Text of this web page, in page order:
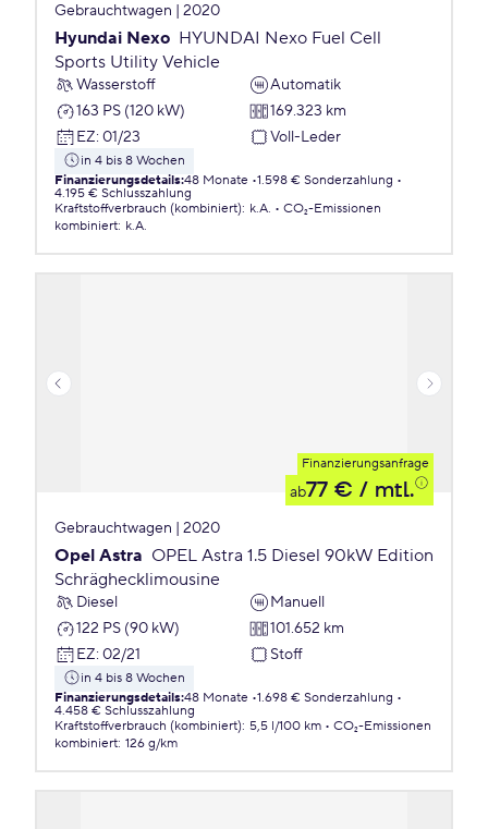
Gebrauchtwagen | 2020
Hyundai Nexo HYUNDAI Nexo Fuel Cell
Sports Utility Vehicle
Wasserstoff
Automatik
163 PS (120 kW)
169.323 km
EZ: 01/23 Voll-Leder
in 4 bis 8 Wochen
Finanzierungsdetails:48 Monate 1.598 € Sonderzahlung
4.195 € Schlusszahlung
Kraftstoffverbrauch (kombiniert): k.A.
CO₂-Emissionen
kombiniert: k.A.
Finanzierungsanfrage
ab77 € / mtl.
Gebrauchtwagen | 2020
Opel Astra OPEL Astra 1.5 Diesel 90kW Edition
Schräghecklimousine
Diesel
Manuell
122 PS (90 kW)
101.652 km
EZ: 02/21 Stoff
in 4 bis 8 Wochen
Finanzierungsdetails:48 Monate 1.698 € Sonderzahlung
4.458 € Schlusszahlung
Kraftstoffverbrauch (kombiniert): 5,5 l/100 km
CO₂-Emissionen
kombiniert: 126 g/km